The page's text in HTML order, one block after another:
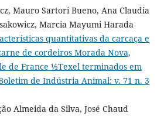
Mauro Sartori Bueno, Ana Claudia
Marcia Mayumi Harada
quantitativas da carcaça e
de cordeiros Morada Nova,
de France ½Texel terminados em
de Indústria Animal: v. 71 n. 3
Almeida da Silva, José Chaud